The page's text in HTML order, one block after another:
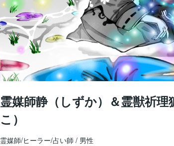
霊媒師静（しずか）＆霊獣祈理
こ）
霊媒師/ヒーラー/占い師 男性